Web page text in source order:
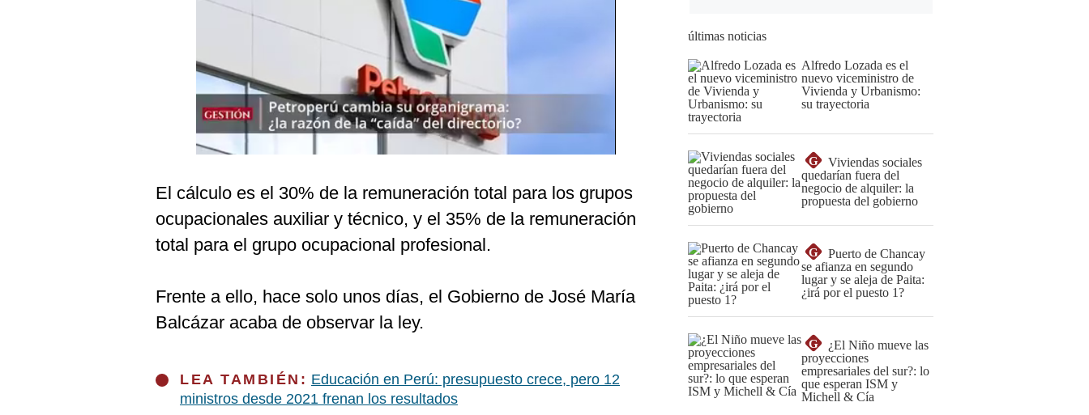
El cálculo es el 30% de la remuneración total para los grupos
ocupacionales auxiliar y técnico, y el 35% de la remuneración
total para el grupo ocupacional profesional.
Frente a ello, hace solo unos días, el Gobierno de José María
Balcázar acaba de observar la ley.
LEA TAMBIÉN: Educación en Perú: presupuesto crece, pero 12
ministros desde 2021 frenan los resultados
últimas noticias
Alfredo Lozada es el
nuevo viceministro de
Vivienda y Urbanismo:
su trayectoria
G
Viviendas sociales
quedarían fuera del
negocio de alquiler: la
propuesta del gobierno
G
Puerto de Chancay
se afianza en segundo
lugar y se aleja de Paita:
¿irá por el puesto 1?
G
¿El Niño mueve las
proyecciones
empresariales del sur?: lo
que esperan ISM y
Michell & Cía